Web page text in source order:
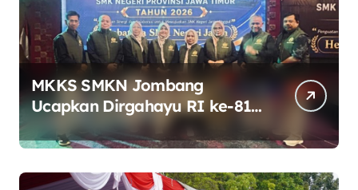
MKKS SMKN Jombang
Ucapkan Dirgahayu RI ke-81
Indonesia Berdaulat, Adil, dan
Makmur